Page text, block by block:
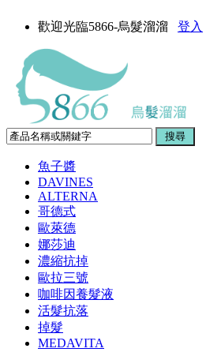
歡迎光臨5866-烏髮溜溜 登入
魚子醬
DAVINES
ALTERNA
哥德式
歐萊德
娜莎迪
濃縮抗掉
歐拉三號
咖啡因養髮液
活髮抗落
掉髮
MEDAVITA